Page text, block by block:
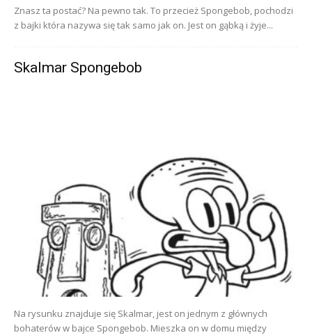
Znasz ta postać? Na pewno tak. To przecież Spongebob, pochodzi
z bajki która nazywa się tak samo jak on. Jest on gąbką i żyje...
Skalmar Spongebob
Na rysunku znajduje się Skalmar, jest on jednym z głównych
bohaterów w bajce Spongebob. Mieszka on w domu między